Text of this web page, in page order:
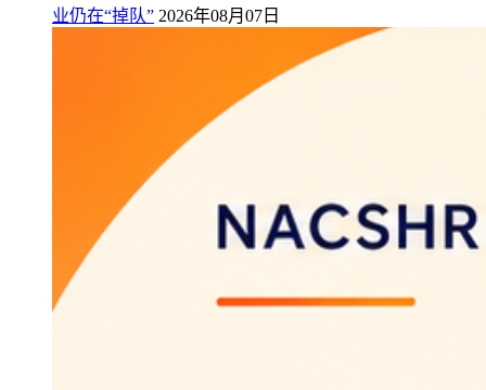
业仍在“掉队” 2026年08月07日